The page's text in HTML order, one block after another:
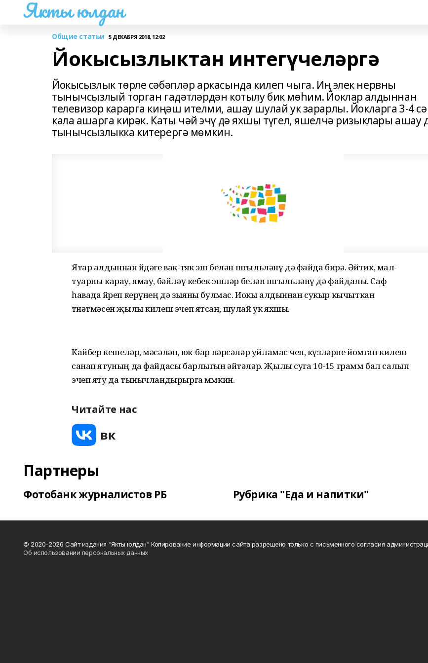
Якты юлдан
Общие статьи 5 ДЕКАБРЯ 2018, 12:02
Йокысызлыктан интегүчеләргә
Йокысызлык төрле сәбәпләр аркасында килеп чыга. Иң элек нервны
тынычсызлый торган гадәтләрдән котылу бик мөһим. Йоклар алдыннан
телевизор карарга киңәш ителми, ашау шулай ук зарарлы. Йокларга 3-4
кала ашарга кирәк. Каты чәй эчү дә яхшы түгел, яшелчә ризыклары ашау
тынычсызлыкка китерергә мөмкин.
Ятар алдыннан өйдәге вак-төяк эш белән шөгыльләнү дә файда бирә. Әйтик, мал-
туарны карау, ямау, бәйләү кебек эшләр белән шөгыльләнү дә файдалы. Саф
һавада йөреп керүнең дә зыяны булмас. Иокы алдыннан сукыр кычыткан
төнәтмәсен җылы килеш эчеп ятсаң, шулай ук яхшы.
Кайбер кешеләр, мәсәлән, юк-бар нәрсәләр уйламас өчен, күзләрне йомган килеш
санап ятуның да файдасы барлыгын әйтәләр. Җылы суга 10-15 грамм бал салып
эчеп яту да тынычландырырга мөмкин.
Читайте нас
Партнеры
Фотобанк журналистов РБ Рубрика "Еда и напитки"
© 2020-2026 Сайт издания "Якты юлдан" Копирование информации сайта разрешено только с письменного согласия
Об использовании персональных данных